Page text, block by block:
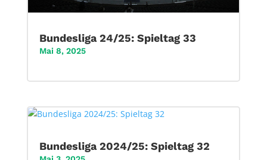
Bundesliga 24/25: Spieltag 33
Mai 8, 2025
Bundesliga 2024/25: Spieltag 32